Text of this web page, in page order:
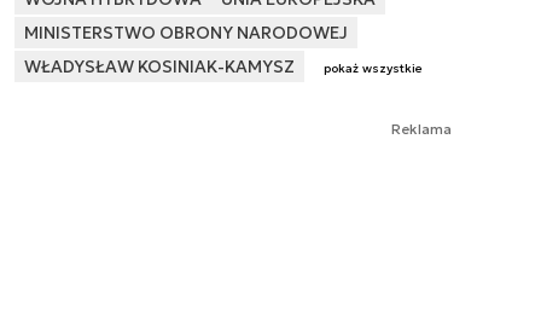
MINISTERSTWO OBRONY NARODOWEJ
WŁADYSŁAW KOSINIAK-KAMYSZ
pokaż wszystkie
Reklama